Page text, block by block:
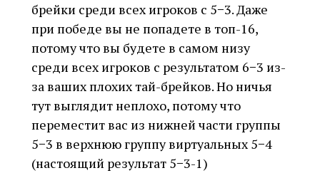
брейки среди всех игроков с 5−3. Даже
при победе вы не попадете в топ-16,
потому что вы будете в самом низу
среди всех игроков с результатом 6−3 из-
за ваших плохих тай-брейков. Но ничья
тут выглядит неплохо, потому что
переместит вас из нижней части группы
5−3 в верхнюю группу виртуальных 5−4
(настоящий результат 5−3-1)